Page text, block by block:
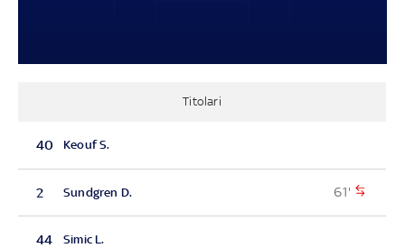
Titolari
40 Keouf S.
2 Sundgren D. 61'
44 Simic L.